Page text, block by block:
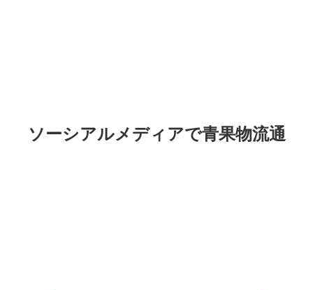
ソーシアルメディアで青果物流通